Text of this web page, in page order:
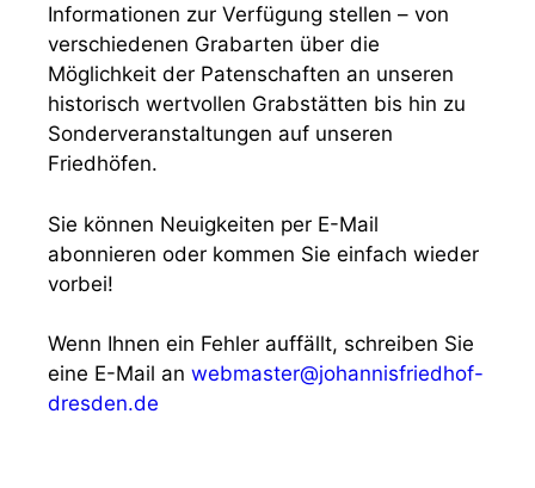
Informationen zur Verfügung stellen – von
verschiedenen Grabarten über die
Möglichkeit der Patenschaften an unseren
historisch wertvollen Grabstätten bis hin zu
Sonderveranstaltungen auf unseren
Friedhöfen.
Sie können Neuigkeiten per E-Mail
abonnieren oder kommen Sie einfach wieder
vorbei!
Wenn Ihnen ein Fehler auffällt, schreiben Sie
eine E-Mail an webmaster@johannisfriedhof-
dresden.de